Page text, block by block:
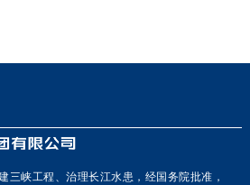
三峡工程、治理长江水患，经国务院批准，